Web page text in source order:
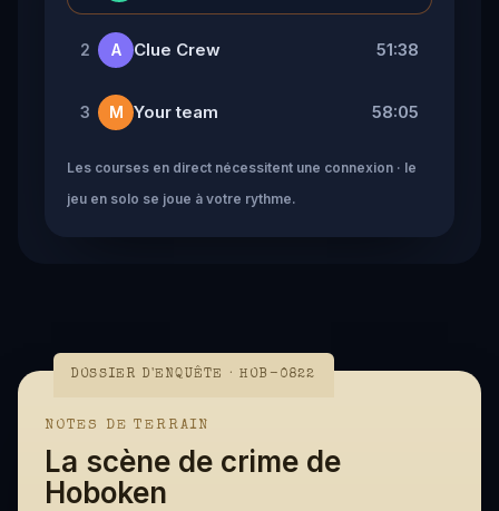
2 A Clue Crew 51:38
3 M Your team 58:05
Les courses en direct nécessitent une connexion · le
jeu en solo se joue à votre rythme.
DOSSIER D'ENQUÊTE · HOB-0822
NOTES DE TERRAIN
La scène de crime de
Hoboken